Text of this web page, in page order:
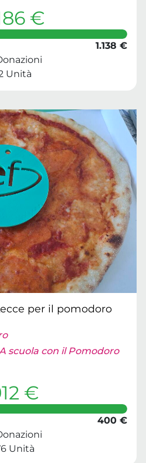
€
1.138 €
Unità
per il pomodoro
scuola con il Pomodoro
€
400 €
Unità